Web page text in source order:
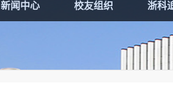
新闻中心 校友组织 浙科